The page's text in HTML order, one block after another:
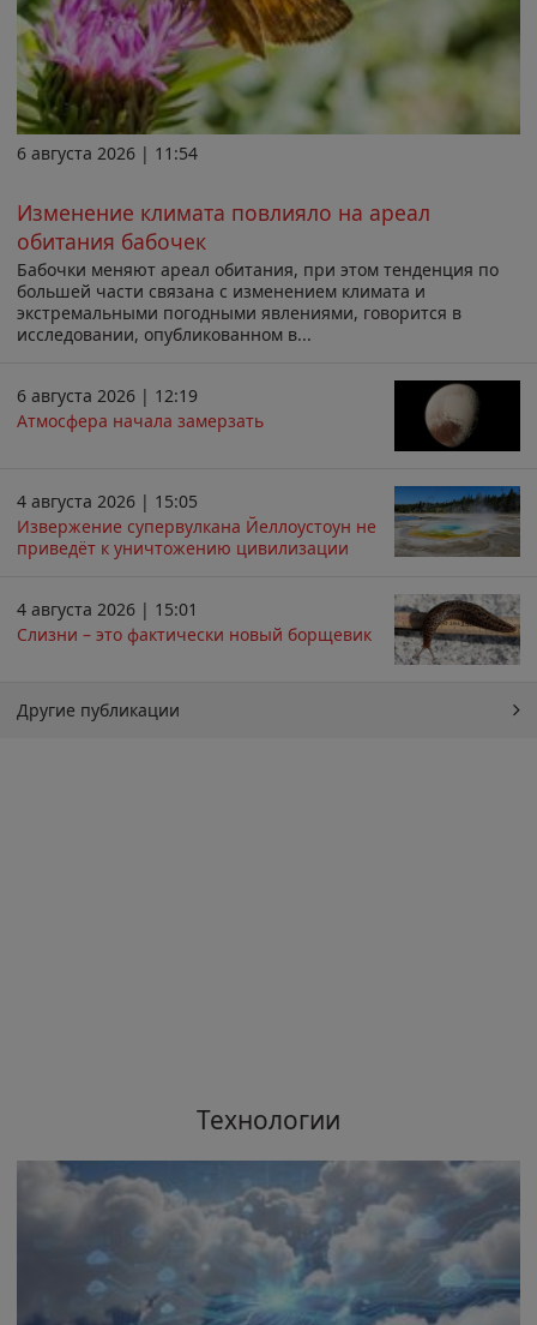
6 августа 2026 | 11:54
Изменение климата повлияло на ареал
обитания бабочек
Бабочки меняют ареал обитания, при этом тенденция по
большей части связана с изменением климата и
экстремальными погодными явлениями, говорится в
исследовании, опубликованном в...
6 августа 2026 | 12:19
Атмосфера начала замерзать
4 августа 2026 | 15:05
Извержение супервулкана Йеллоустоун не
приведёт к уничтожению цивилизации
4 августа 2026 | 15:01
Слизни – это фактически новый борщевик
Другие публикации
Технологии